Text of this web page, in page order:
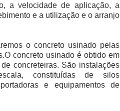
a velocidade de aplicação, a
e a utilização e o arranjo
o concreto usinado pelas
concreto usinado é obtido em
concreteiras. São instalações
constituídas de silos
e equipamentos de